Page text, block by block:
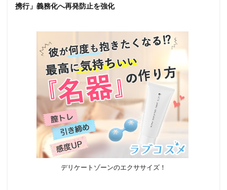
携行」義務化へ再発防止を強化
デリケートゾーンのエクササイズ！